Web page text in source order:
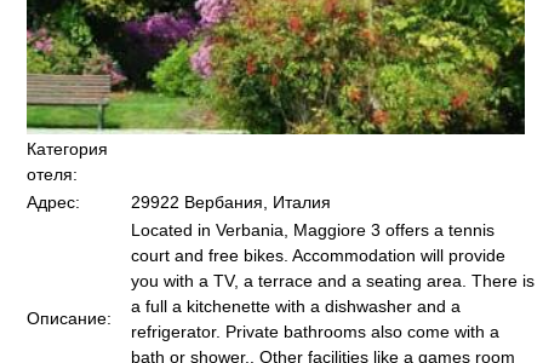
Категория
отеля:
Адрес:
29922 Вербания, Италия
Описание:
Located in Verbania, Maggiore 3 offers a tennis
court and free bikes. Accommodation will provide
you with a TV, a terrace and a seating area. There is
a full a kitchenette with a dishwasher and a
refrigerator. Private bathrooms also come with a
bath or shower.. Other facilities like a games room